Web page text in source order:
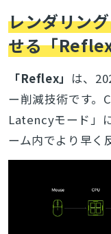
レンダリン
せる「
「Reflex」 は、
ー削減技術です。
Latencyモード」
ーム内でより早く